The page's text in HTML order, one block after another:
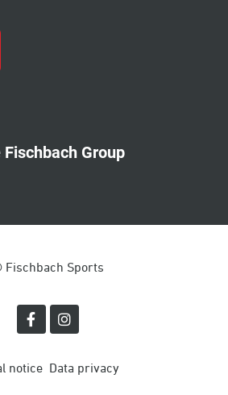
Group
Fischbach Sports
notice Data privacy